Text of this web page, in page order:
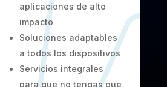
aplicaciones de alto
impacto
Soluciones adaptables
a todos los dispositivos
Servicios integrales
para que no tengas que